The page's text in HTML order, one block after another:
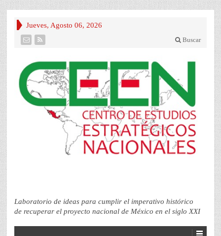
Jueves, Agosto 06, 2026
Buscar
Laboratorio de ideas para cumplir el imperativo histórico
de recuperar el proyecto nacional de México en el siglo XXI